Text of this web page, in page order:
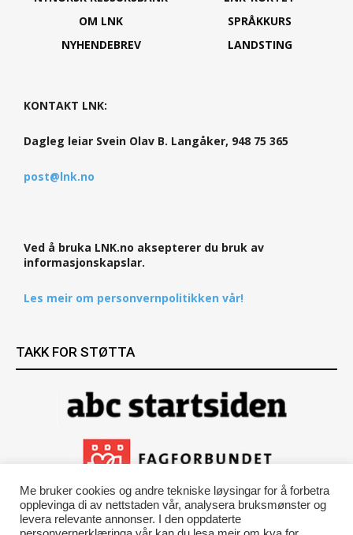
OM LNK
NYHENDEBREV
SPRÅKKURS
LANDSTING
KONTAKT LNK:
Dagleg leiar Svein Olav B. Langåker, 948 75 365
post@lnk.no
Ved å bruka LNK.no aksepterer du bruk av
informasjonskapslar.
Les meir om personvernpolitikken vår!
TAKK FOR STØTTA
Me bruker cookies og andre tekniske løysingar for å forbetra
opplevinga di av nettstaden vår, analysera bruksmønster og
levera relevante annonser. I den oppdaterte